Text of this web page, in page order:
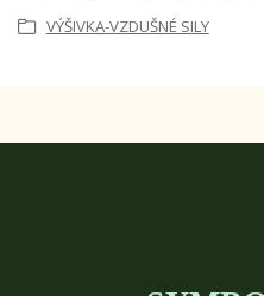
VÝŠIVKA-VZDUŠNÉ SILY